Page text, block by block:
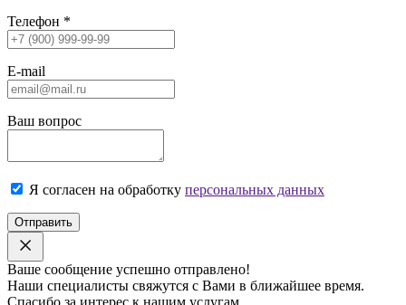
Телефон *
E-mail
Ваш вопрос
Я согласен на обработку персональных данных
Отправить
Ваше сообщение успешно отправлено!
Наши специалисты свяжутся с Вами в ближайшее время.
Спасибо за интерес к нашим услугам